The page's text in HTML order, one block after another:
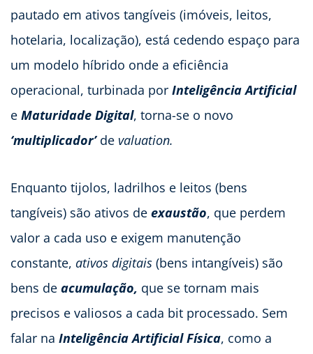
pautado em ativos tangíveis (imóveis, leitos,
hotelaria, localização), está cedendo espaço para
um modelo híbrido onde a eficiência
operacional, turbinada por Inteligência Artificial
e Maturidade Digital, torna-se o novo
‘multiplicador’de valuation.
Enquanto tijolos, ladrilhos e leitos (bens
tangíveis) são ativos de exaustão, que perdem
valor a cada uso e exigem manutenção
constante, ativos digitais (bens intangíveis) são
bens de acumulação, que se tornam mais
precisos e valiosos a cada bit processado. Sem
falar na Inteligência Artificial Física, como a